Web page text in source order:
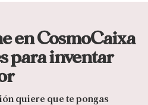
en CosmoCaixa
para inventar
quiere que te pongas